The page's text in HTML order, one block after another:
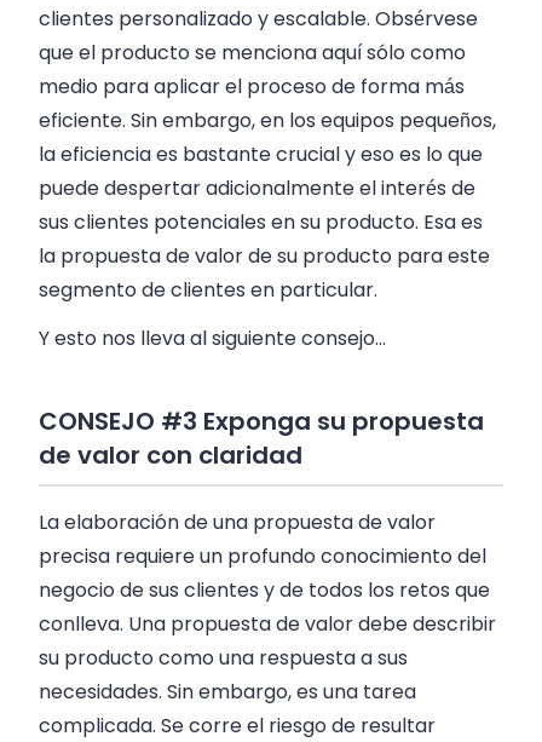
clientes personalizado y escalable. Obsérvese
que el producto se menciona aquí sólo como
medio para aplicar el proceso de forma más
eficiente. Sin embargo, en los equipos pequeños,
la eficiencia es bastante crucial y eso es lo que
puede despertar adicionalmente el interés de
sus clientes potenciales en su producto. Esa es
la propuesta de valor de su producto para este
segmento de clientes en particular.
Y esto nos lleva al siguiente consejo…
CONSEJO #3 Exponga su propuesta
de valor con claridad
La elaboración de una propuesta de valor
precisa requiere un profundo conocimiento del
negocio de sus clientes y de todos los retos que
conlleva. Una propuesta de valor debe describir
su producto como una respuesta a sus
necesidades. Sin embargo, es una tarea
complicada. Se corre el riesgo de resultar